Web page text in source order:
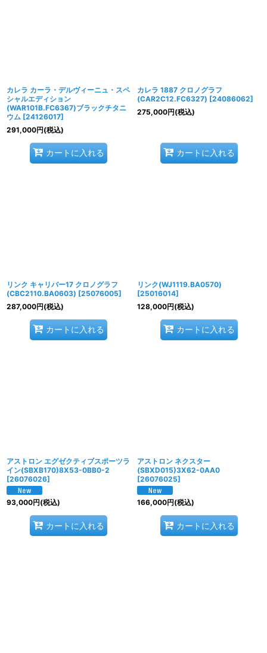
カレラ カーラ・デルヴィーニュ・スペ
シャルエディション
(WAR101B.FC6367)ブラックチタニ
ウム [24126017]
291,000円(税込)
カートに入れる
カレラ 1887 クロノグラフ
(CAR2C12.FC6327) [24086062]
275,000円(税込)
カートに入れる
リンク キャリバー17 クロノグラフ
(CBC2110.BA0603) [25076005]
287,000円(税込)
カートに入れる
リンク(WJ1119.BA0570)
[25016014]
128,000円(税込)
カートに入れる
アストロン エグゼクティブスポーツラ
イン(SBXB170)8X53-0BB0-2
[26076026]
93,000円(税込)
カートに入れる
アストロン ネクスター
(SBXD015)3X62-0AA0
[26076025]
166,000円(税込)
カートに入れる